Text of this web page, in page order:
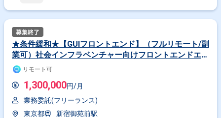
★条件緩和★【GUIフロントエンド】（フルリモート/副
業可）社会インフラベンチャー向けフロントエンドエン
ジニア（言語問わずGUIのあるWebアプリケーションの
開発経験がある方）
リモート可
1,300,000円/月
業務委託(フリーランス)
東京都
新宿御苑前駅